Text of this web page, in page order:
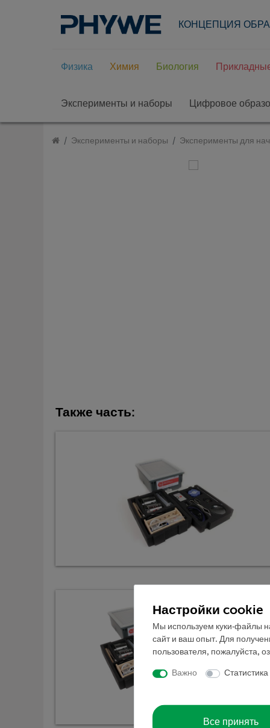
КОНЦЕПЦИЯ
Физика Химия Биология
Эксперименты и наборы Цифровое
Эксперименты и наборы Эксперименты для
Также часть:
Настройки cookie
Мы используем куки-файлы
сайт и ваш опыт. Для
пользователя, пожалуйста,
Важно Статистика
Все принять